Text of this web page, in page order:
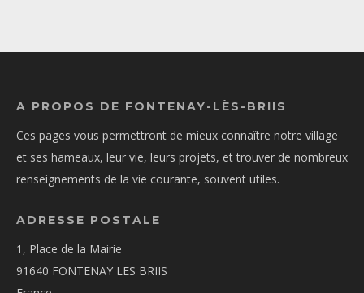
A PROPOS DE FONTENAY-LÈS-BRIIS
Ces pages vous permettront de mieux connaître notre village
et ses hameaux, leur vie, leurs projets, et trouver de nombreux
renseignements de la vie courante, souvent utiles.
ADRESSE POSTALE
1, Place de la Mairie
91640 FONTENAY LES BRIIS